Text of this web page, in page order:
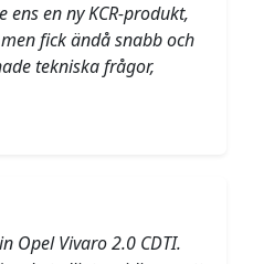
ens en ny KCR-produkt,
fick ändå snabb och
tekniska frågor,
Opel Vivaro 2.0 CDTI.